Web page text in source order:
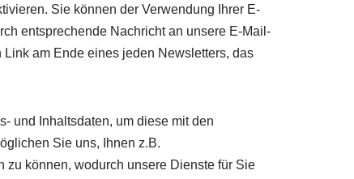
Sie können der Verwendung Ihrer E-
entsprechende Nachricht an unsere E-Mail-
am Ende eines jeden Newsletters, das
und Inhaltsdaten, um diese mit den
Sie uns, Ihnen z.B.
zu können, wodurch unsere Dienste für Sie